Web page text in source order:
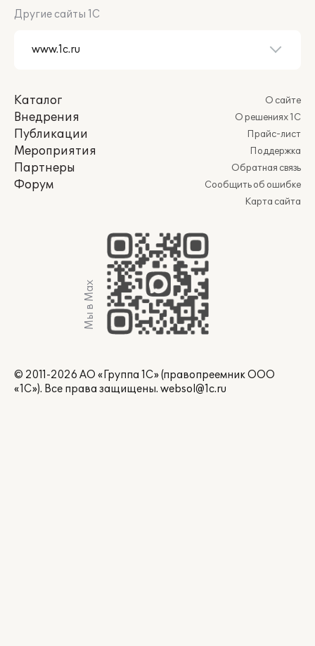
Другие сайты 1С
Каталог
Внедрения
Публикации
Мероприятия
Партнеры
Форум
О сайте
О решениях 1С
Прайс-лист
Поддержка
Обратная связь
Сообщить об ошибке
Карта сайта
Мы в Max
© 2011-2026 АО «Группа 1С» (правопреемник ООО
«1С»). Все права защищены. websol@1c.ru